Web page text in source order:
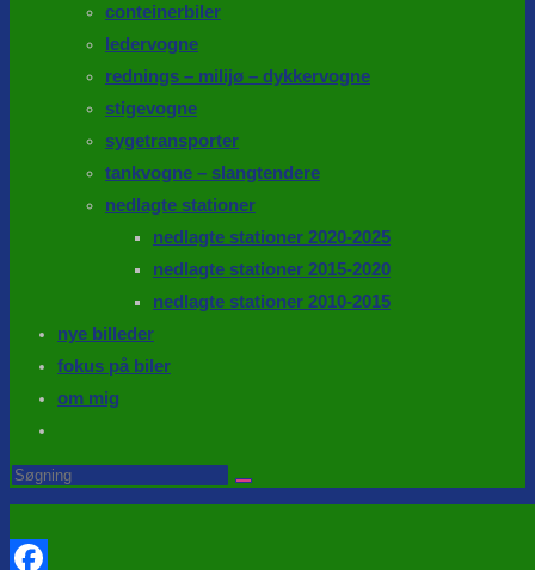
conteinerbiler
ledervogne
rednings – milijø – dykkervogne
stigevogne
sygetransporter
tankvogne – slangtendere
nedlagte stationer
nedlagte stationer 2020-2025
nedlagte stationer 2015-2020
nedlagte stationer 2010-2015
nye billeder
fokus på biler
om mig
website
search
Search
this
website